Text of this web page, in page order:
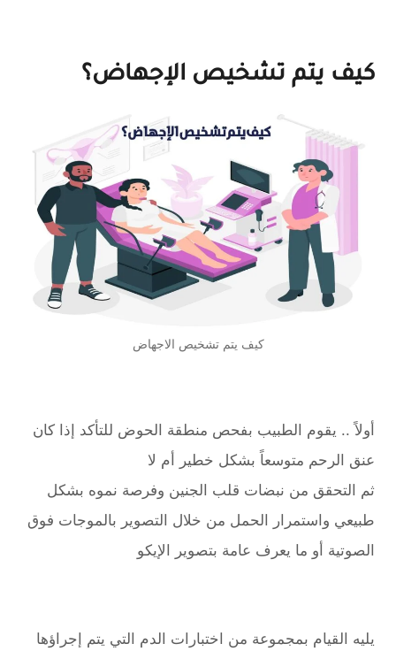
كيف يتم تشخيص الإجهاض؟
كيف يتم تشخيص الاجهاض
أولاً .. يقوم الطبيب بفحص منطقة الحوض للتأكد إذا كان
عنق الرحم متوسعاً بشكل خطير أم لا
ثم التحقق من نبضات قلب الجنين وفرصة نموه بشكل
طبيعي واستمرار الحمل من خلال التصوير بالموجات فوق
الصوتية أو ما يعرف عامة بتصوير الإيكو
يليه القيام بمجموعة من اختبارات الدم التي يتم إجراؤها